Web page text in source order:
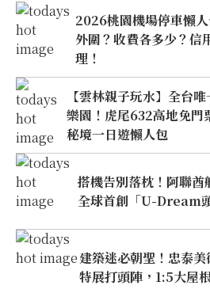
2026桃園機場停車懶
外圍？收費各多少？信
理！
【雲林親子玩水】全台
樂園！虎尾632高地免門
秘境一日遊懶人包
搭機告別落枕！阿聯酋
全球首創「U-Dream
建築迷必朝聖！忠泰
特展打頭陣，1:5大屋